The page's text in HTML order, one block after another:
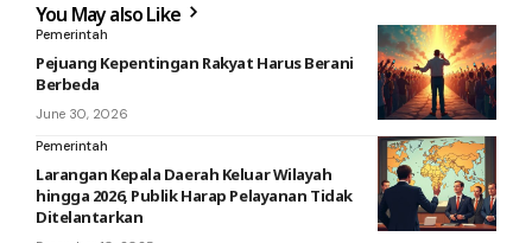
You May also Like
Pemerintah
Pejuang Kepentingan Rakyat Harus Berani
Berbeda
June 30, 2026
Pemerintah
Larangan Kepala Daerah Keluar Wilayah
hingga 2026, Publik Harap Pelayanan Tidak
Ditelantarkan